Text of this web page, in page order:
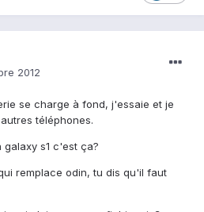
2012
se charge à fond, j'essaie et je
téléphones.
s1 c'est ça?
remplace odin, tu dis qu'il faut